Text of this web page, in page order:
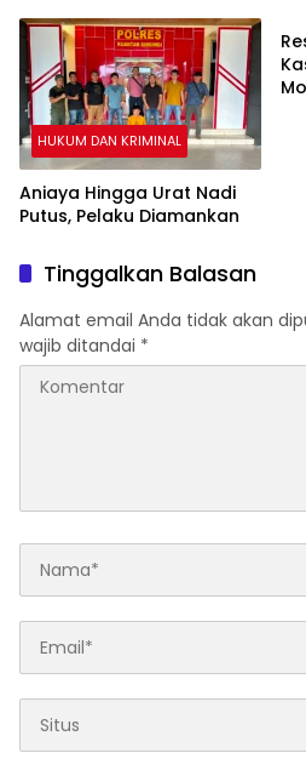
HUKUM DAN KRIMINAL
Aniaya Hingga Urat Nadi
Putus, Pelaku Diamankan
Tinggalkan Balasan
Alamat email Anda tidak akan
wajib ditandai *